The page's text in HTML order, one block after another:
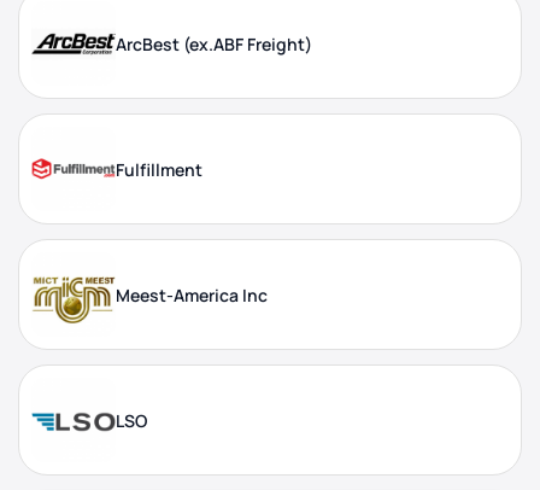
ArcBest (ex.ABF Freight)
Fulfillment
Meest-America Inc
LSO